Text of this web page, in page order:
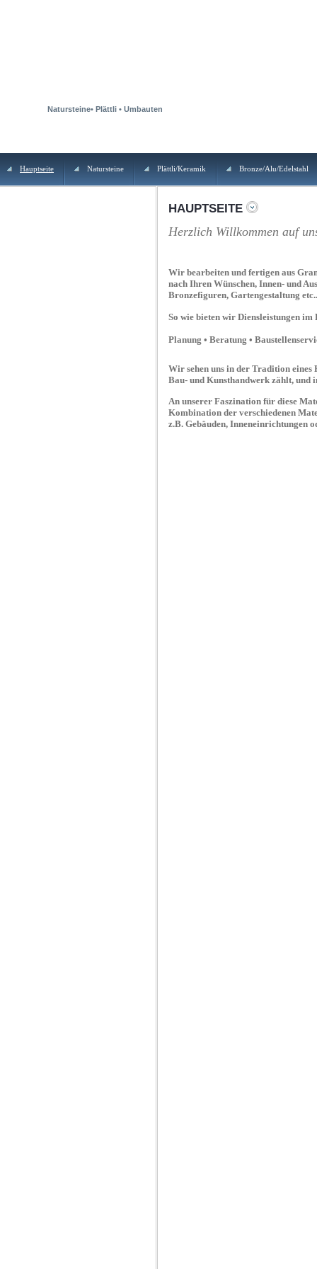
Natursteine• Plättli • Umbauten
Hauptseite Natursteine Plättli/Keramik Bronze/Alu/Edelstahl
HAUPTSEITE
Herzlich Willkommen auf
Wir bearbeiten und fertigen aus
nach Ihren Wünschen, Innen- und
Bronzefiguren, Gartengestaltung
So wie bieten wir Diensleistungen
Planung • Beratung •
Wir sehen uns in der Tradition eines
Bau- und Kunsthandwerk zählt, und
An unserer Faszination für diese
Kombination der verschiedenen
z.B. Gebäuden, Inneneinrichtungen